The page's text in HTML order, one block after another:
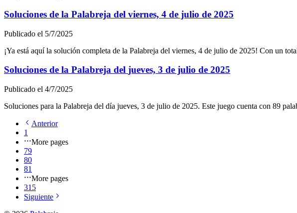
Soluciones de la Palabreja del viernes, 4 de julio de 2025
Publicado el 5/7/2025
¡Ya está aquí la solución completa de la Palabreja del viernes, 4 de julio de 2025! Con un
Soluciones de la Palabreja del jueves, 3 de julio de 2025
Publicado el 4/7/2025
Soluciones para la Palabreja del día jueves, 3 de julio de 2025. Este juego cuenta con 89
Anterior
1
More pages
79
80
81
More pages
315
Siguiente